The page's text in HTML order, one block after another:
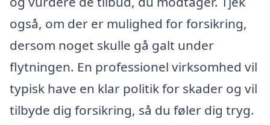
også, om der er mulighed for forsikring,
dersom noget skulle gå galt under
flytningen. En professionel virksomhed vil
typisk have en klar politik for skader og vil
tilbyde dig forsikring, så du føler dig tryg.